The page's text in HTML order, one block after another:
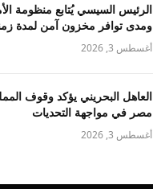
الرئيس السيسي يُتابع منظومة
ومدى توافر مخزون آمن لمدة
أغسطس 3, 2026
العاهل البحريني يؤكد وقوف
مصر في مواجهة التحديات
أغسطس 3, 2026